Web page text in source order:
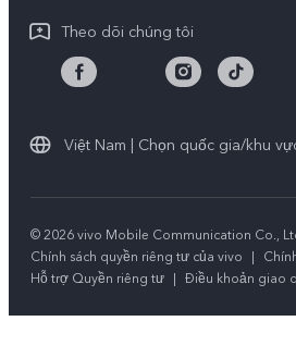
Tải LUTs để khôi phục Log
Theo dõi chúng tôi
Việt Nam | Chọn quốc gia/khu
© 2026 vivo Mobile Communication Co.,
Chính sách quyền riêng tư của vivo
|
Hỗ trợ Quyền riêng tư | Điều khoản giao